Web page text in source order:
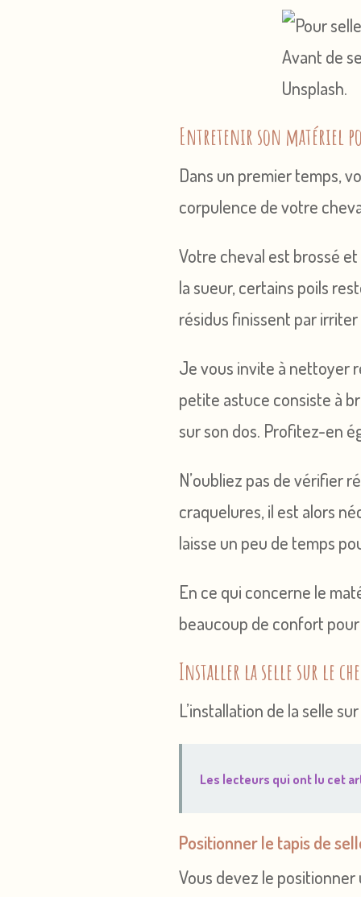
Avant de
Unsplash.
Entretenir son matériel
Dans un premier temps,
corpulence de votre
Votre cheval est brossé et
la sueur, certains poils
résidus finissent par
Je vous invite à nettoyer
petite astuce consiste à
sur son dos. Profitez-en
N’oubliez pas de vérifier
craquelures, il est alors
laisse un peu de temps
En ce qui concerne le
beaucoup de confort
Installer la selle sur le
L’installation de la selle
Les lecteurs qui ont lu cet
Positionner le tapis de
Vous devez le